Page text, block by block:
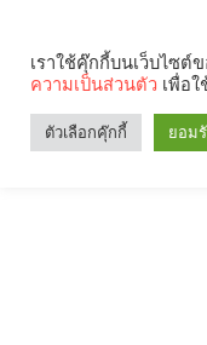
เราใช้คุ๊กกี้บนเว็บไซต์
ความเป็นส่วนตัว เพื่อใ
ตัวเลือกคุ๊กกี้ ยอม